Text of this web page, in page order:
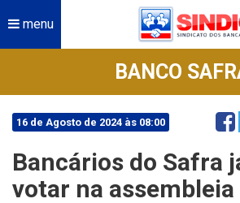
menu
BANCO
16 de Agosto de 2024 às 08:00
Bancários do Safra
votar na